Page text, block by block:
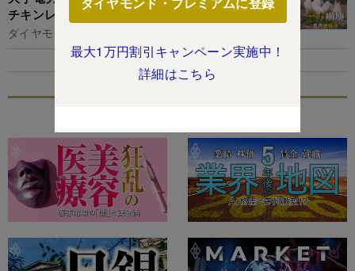
最大1万円割引キャンペーン実施中！
詳細はこちら
チキンレース！楽天、Looopに続く値上げは？
ダイヤモンド編集部,土本匡孝